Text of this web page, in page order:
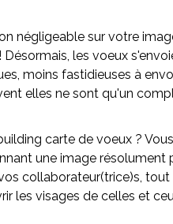
négligeable sur votre
les voeux
moins fastidieuses à
elles ne sont qu'un
carte de voeux ?
une image résolument
collaborateur(trice)s,
les visages de celles et